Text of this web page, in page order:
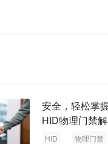
安全，轻松
HID物理门禁
案，启动智慧安
HID 物理门禁